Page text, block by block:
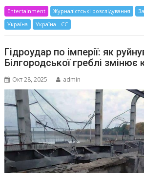
Entertainment Журналістські розслідування
Україна
Україна - ЄС
Гідроудар по імперії: як
Білгородської греблі змінює
Окт 28, 2025 admin